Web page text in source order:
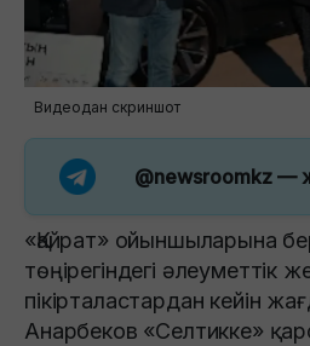
Видеодан скриншот
@newsroomkz —
«Қайрат» ойыншыларына
төңірегіндегі әлеуметтік
пікірталастардан кейін
Анарбеков «Селтикке»